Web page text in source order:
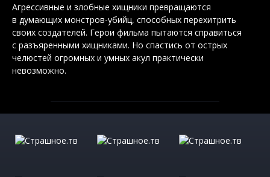
Агрессивные и злобные хищники превращаются
в думающих монстров-убийц, способных перехитрить
своих создателей. Герои фильма пытаются справиться
с разъяренными хищниками. Но спастись от острых
челюстей огромных и умных акул практически
невозможно.